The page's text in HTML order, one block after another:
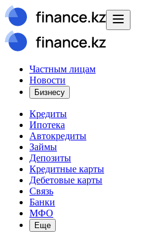
Частным лицам
Новости
Бизнесу
Кредиты
Ипотека
Автокредиты
Займы
Депозиты
Кредитные карты
Дебетовые карты
Связь
Банки
МФО
Еще